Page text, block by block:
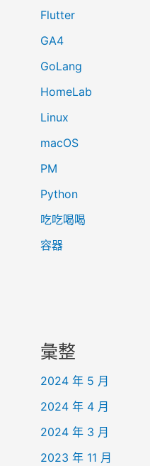
Flutter
GA4
GoLang
HomeLab
Linux
macOS
PM
Python
吃吃喝喝
容器
彙整
2024 年 5 月
2024 年 4 月
2024 年 3 月
2023 年 11 月